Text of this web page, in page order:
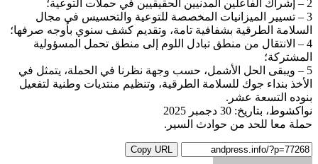
2 – إشراك الفاعلين المدنيين الحقيقيين في حملات التوعية؛
3 – تسيير الميزانيات المخصصة للتوعية والتحسيس في مجال
السلامة الطرقية بشفافية تامة، وتقديم كشف سنوي بأوجه صرفها؛
4 – الانتقال من منطق تبادل اللوم إلى منطق تحمل المسؤولية
المشتركة؛
5 – ويبقى الحل الأشمل، حسب وجهة نظرنا في الحملة، يتمثل في
الأخذ بنداء جوك للسلامة الطرقية، وتنظيم منتديات وطنية لتفعيل
بنوده التسعة عشر.
نواكشوط، بتاريخ: 30 دجمبر 2025
حملة معا للحد من حوادث السير.
Copy URL